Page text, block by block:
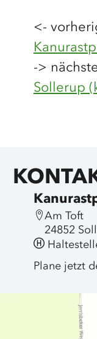
<-
->
Sollerup
Am Toft
24852
Plane jetzt